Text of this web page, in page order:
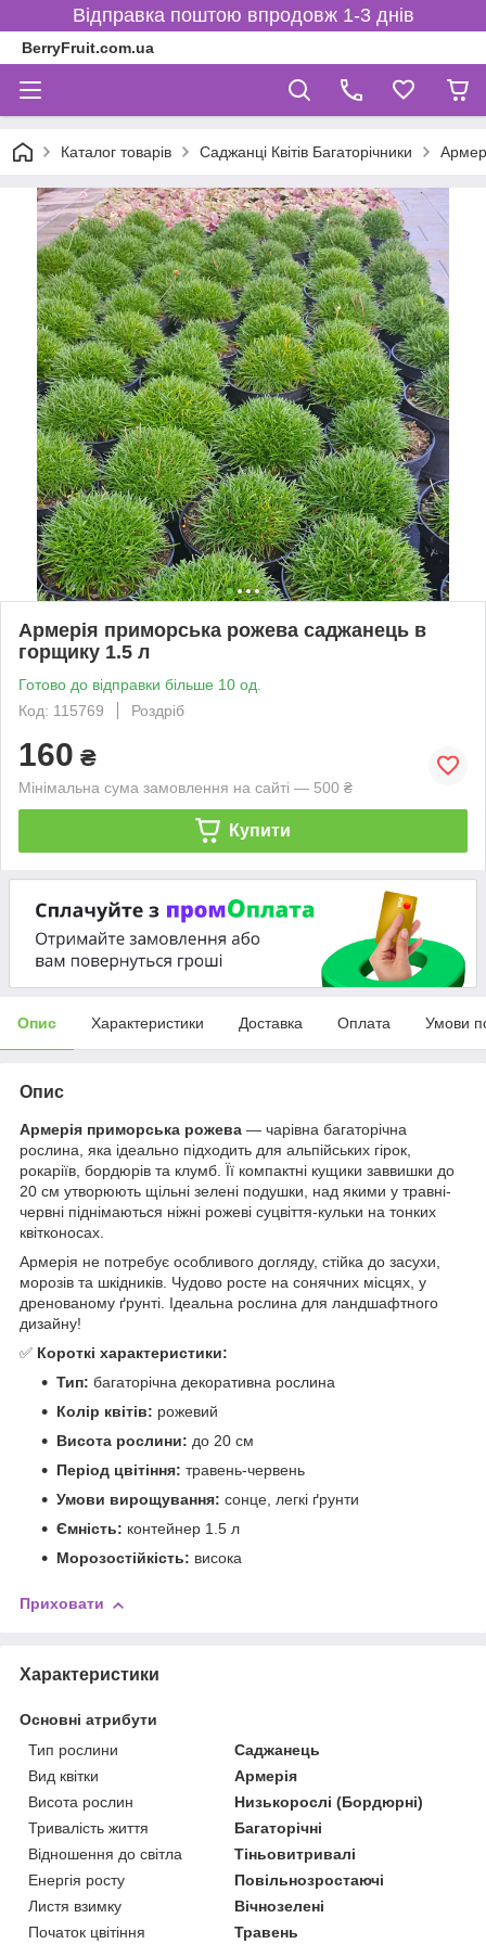
Відправка поштою впродовж 1-3 днів
BerryFruit.com.ua
Каталог товарів Саджанці Квітів Багаторічники
Армерія приморська рожева саджанець в
горщику 1.5 л
Готово до відправки більше 10 од.
Код: 115769
Роздріб
160 ₴
Мінімальна сума замовлення на сайті — 500 ₴
Купити
Опис Характеристики Доставка Оплата Умови
Опис
Армерія приморська рожева — чарівна багаторічна
рослина, яка ідеально підходить для альпійських гірок,
рокаріїв, бордюрів та клумб. Її компактні кущики заввишки до
20 см утворюють щільні зелені подушки, над якими у травні-
червні піднімаються ніжні рожеві суцвіття-кульки на тонких
квітконосах.
Армерія не потребує особливого догляду, стійка до засухи,
морозів та шкідників. Чудово росте на сонячних місцях, у
дренованому ґрунті. Ідеальна рослина для ландшафтного
дизайну!
✅ Короткі характеристики:
Тип: багаторічна декоративна рослина
Колір квітів: рожевий
Висота рослини: до 20 см
Період цвітіння: травень-червень
Умови вирощування: сонце, легкі ґрунти
Ємність: контейнер 1.5 л
Морозостійкість: висока
Приховати
Характеристики
Основні атрибути
Тип рослини
Саджанець
Вид квітки
Армерія
Висота рослин
Низькорослі (Бордюрні)
Тривалість життя
Багаторічні
Відношення до світла
Тіньовитривалі
Енергія росту
Повільнозростаючі
Листя взимку
Вічнозелені
Початок цвітіння
Травень